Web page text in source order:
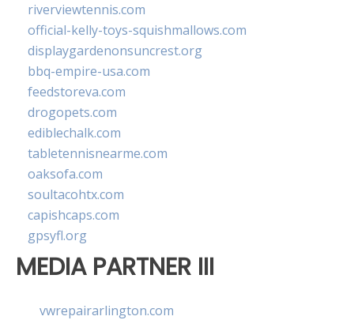
riverviewtennis.com
official-kelly-toys-squishmallows.com
displaygardenonsuncrest.org
bbq-empire-usa.com
feedstoreva.com
drogopets.com
ediblechalk.com
tabletennisnearme.com
oaksofa.com
soultacohtx.com
capishcaps.com
gpsyfl.org
MEDIA PARTNER III
vwrepairarlington.com